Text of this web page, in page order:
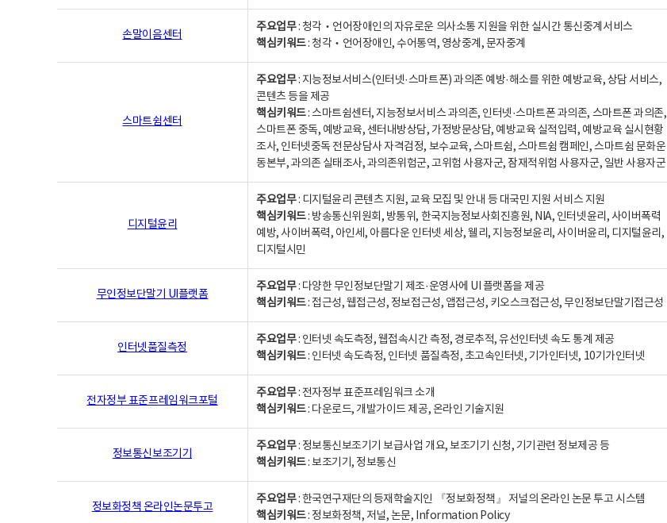
손말이음센터
주요업무: 청각‧언어장애인의 자유로운 의사소통 지원을 위한 실시간 통신중계서비스
핵심키워드: 청각‧언어장애인, 수어통역, 영상중계, 문자중계
스마트쉼센터
주요업무: 지능정보서비스(인터넷·스마트폰) 과의존 예방·해소를 위한 예방교육, 상담 서비스,
콘텐츠 등을 제공
핵심키워드: 스마트쉼센터, 지능정보서비스 과의존, 인터넷·스마트폰 과의존, 스마트폰 과의존,
스마트폰 중독, 예방교육, 센터내방상담, 가정방문상담, 예방교육 실적입력, 예방교육 실시현황
조사, 인터넷중독 전문상담사 자격검정, 보수교육, 스마트쉼, 스마트쉼 캠페인, 스마트쉼 문화운
동본부, 과의존 실태조사, 과의존위험군, 고위험 사용자군, 잠재적위험 사용자군, 일반 사용자군
디지털윤리
주요업무: 디지털윤리 콘텐츠 지원, 교육 모집 및 안내 등 대국민 지원 서비스 지원
핵심키워드: 방송통신위원회, 방통위, 한국지능정보사회진흥원, NIA, 인터넷윤리, 사이버폭력
예방, 사이버폭력, 아인세, 아름다운 인터넷 세상, 웰리, 지능정보윤리, 사이버윤리, 디지털윤리,
디지털시민
무인정보단말기 UI플랫폼
주요업무: 다양한 무인정보단말기 제조·운영사에 UI 플랫폼을 제공
핵심키워드: 접근성, 웹접근성, 정보접근성, 앱접근성, 키오스크접근성, 무인정보단말기접근성
인터넷품질측정
주요업무: 인터넷 속도측정, 웹접속시간 측정, 경로추적, 유선인터넷 속도 통계 제공
핵심키워드: 인터넷 속도측정, 인터넷 품질측정, 초고속인터넷, 기가인터넷, 10기가인터넷
전자정부 표준프레임워크포털
주요업무: 전자정부 표준프레임워크 소개
핵심키워드: 다운로드, 개발가이드 제공, 온라인 기술지원
정보통신보조기기
주요업무: 정보통신보조기기 보급사업 개요, 보조기기 신청, 기기관련 정보제공 등
핵심키워드: 보조기기, 정보통신
정보화정책 온라인논문투고
주요업무: 한국연구재단의 등재학술지인 『정보화정책』 저널의 온라인 논문 투고 시스템
핵심키워드: 정보화정책, 저널, 논문, Information Policy